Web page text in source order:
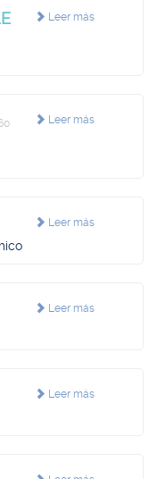
Leer más
Leer más
Leer más
Leer más
Leer más